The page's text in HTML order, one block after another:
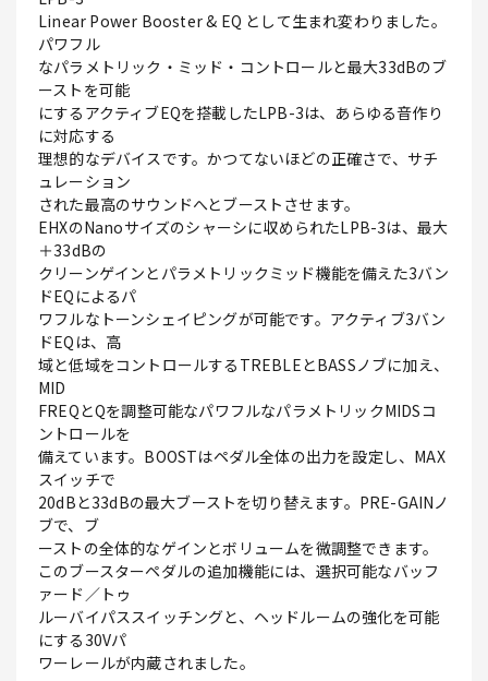
Linear Power Booster & EQ として生まれ変わりました。
パワフル
なパラメトリック・ミッド・コントロールと最大33dBのブ
ーストを可能
にするアクティブEQを搭載したLPB-3は、あらゆる音作り
に対応する
理想的なデバイスです。かつてないほどの正確さで、サチ
ュレーション
された最高のサウンドへとブーストさせます。
EHXのNanoサイズのシャーシに収められたLPB-3は、最大
＋33dBの
クリーンゲインとパラメトリックミッド機能を備えた3バン
ドEQによるパ
ワフルなトーンシェイピングが可能です。アクティブ3バン
ドEQは、高
域と低域をコントロールするTREBLEとBASSノブに加え、
MID
FREQとQを調整可能なパワフルなパラメトリックMIDSコ
ントロールを
備えています。BOOSTはペダル全体の出力を設定し、MAX
スイッチで
20dBと33dBの最大ブーストを切り替えます。PRE-GAINノ
ブで、ブ
ーストの全体的なゲインとボリュームを微調整できます。
このブースターペダルの追加機能には、選択可能なバッフ
ァード／トゥ
ルーバイパススイッチングと、ヘッドルームの強化を可能
にする30Vパ
ワーレールが内蔵されました。